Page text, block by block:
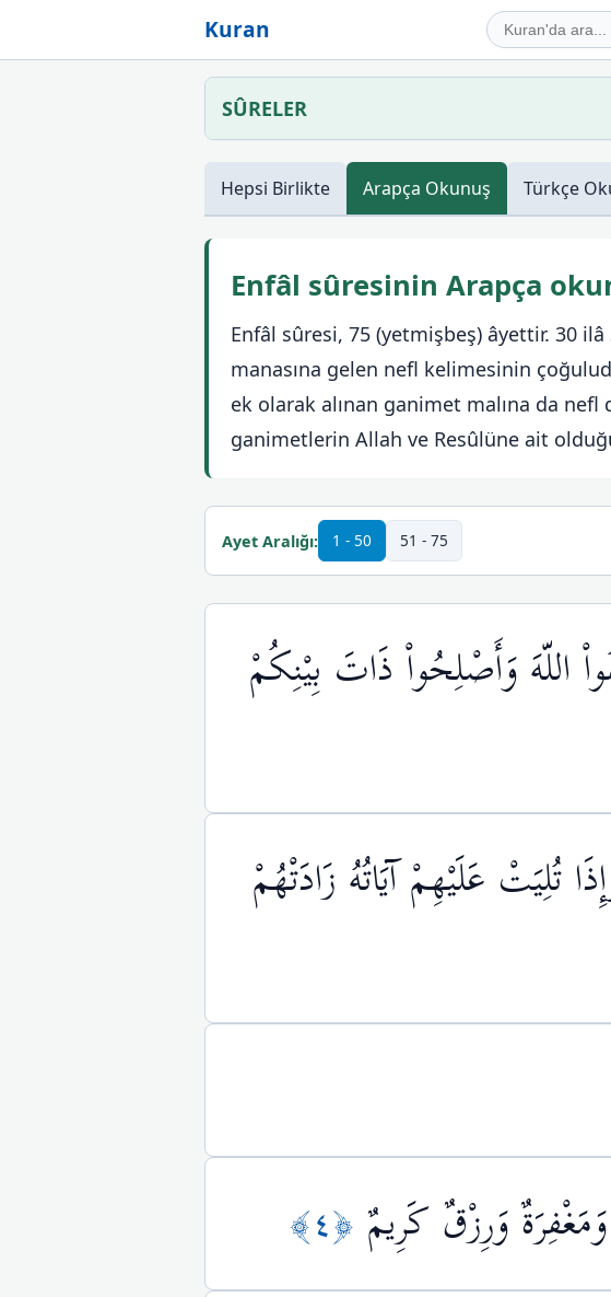
Kuran
SÛRELER
Hepsi Birlikte Arapça Okunuş Türkçe
Enfâl sûresinin Arapça
Enfâl sûresi, 75 (yetmişbeş) âyettir. 30
manasına gelen nefl kelimesinin
ek olarak alınan ganimet malına da
ganimetlerin Allah ve Resûlüne ait
Ayet Aralığı: 1 - 50 51 - 75
اللّهَ وَأَصْلِحُواْ ذَاتَ بِيْنِكُمْ
تُلِيَتْ عَلَيْهِمْ آيَاتُهُ زَادَتْهُمْ
وَرِزْقٌ كَرِيمٌ ﴿٤﴾